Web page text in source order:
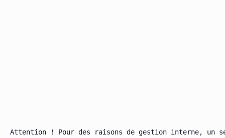
Attention ! Pour des raisons de gestion interne, un